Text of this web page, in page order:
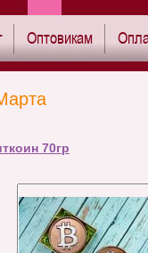
Оптовикам
70гр